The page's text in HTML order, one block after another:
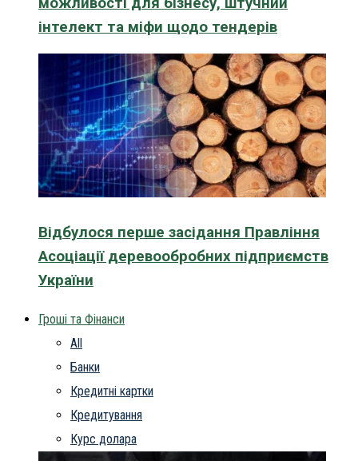
інтелект та міфи щодо тендерів
Відбулося перше засідання Правління
Асоціації деревообробних підприємств
України
Гроші та Фінанси
All
Банки
Кредитні картки
Кредитування
Курс долара